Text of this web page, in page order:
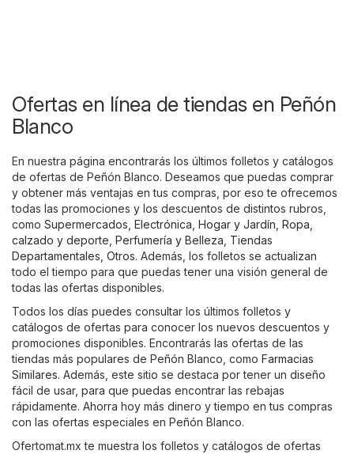
Ofertas en línea de tiendas en Peñón
Blanco
En nuestra página encontrarás los últimos folletos y catálogos
de ofertas de Peñón Blanco. Deseamos que puedas comprar
y obtener más ventajas en tus compras, por eso te ofrecemos
todas las promociones y los descuentos de distintos rubros,
como Supermercados Electrónica Hogar y Jardín Ropa,
calzado y deporte Perfumería y Belleza Tiendas
Departamentales Otros. Además, los folletos se actualizan
todo el tiempo para que puedas tener una visión general de
todas las ofertas disponibles.
Todos los días puedes consultar los últimos folletos y
catálogos de ofertas para conocer los nuevos descuentos y
promociones disponibles. Encontrarás las ofertas de las
tiendas más populares de Peñón Blanco, como Farmacias
Similares. Además, este sitio se destaca por tener un diseño
fácil de usar, para que puedas encontrar las rebajas
rápidamente. Ahorra hoy más dinero y tiempo en tus compras
con las ofertas especiales en Peñón Blanco.
Ofertomat.mx te muestra los folletos y catálogos de ofertas